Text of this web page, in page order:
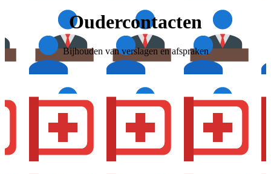
Oudercontacten
Bijhouden van verslagen en afspraken